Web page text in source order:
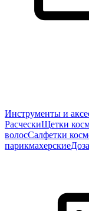
Инструменты и
РасческиЩетки
волосСалфетки
парикмахерские